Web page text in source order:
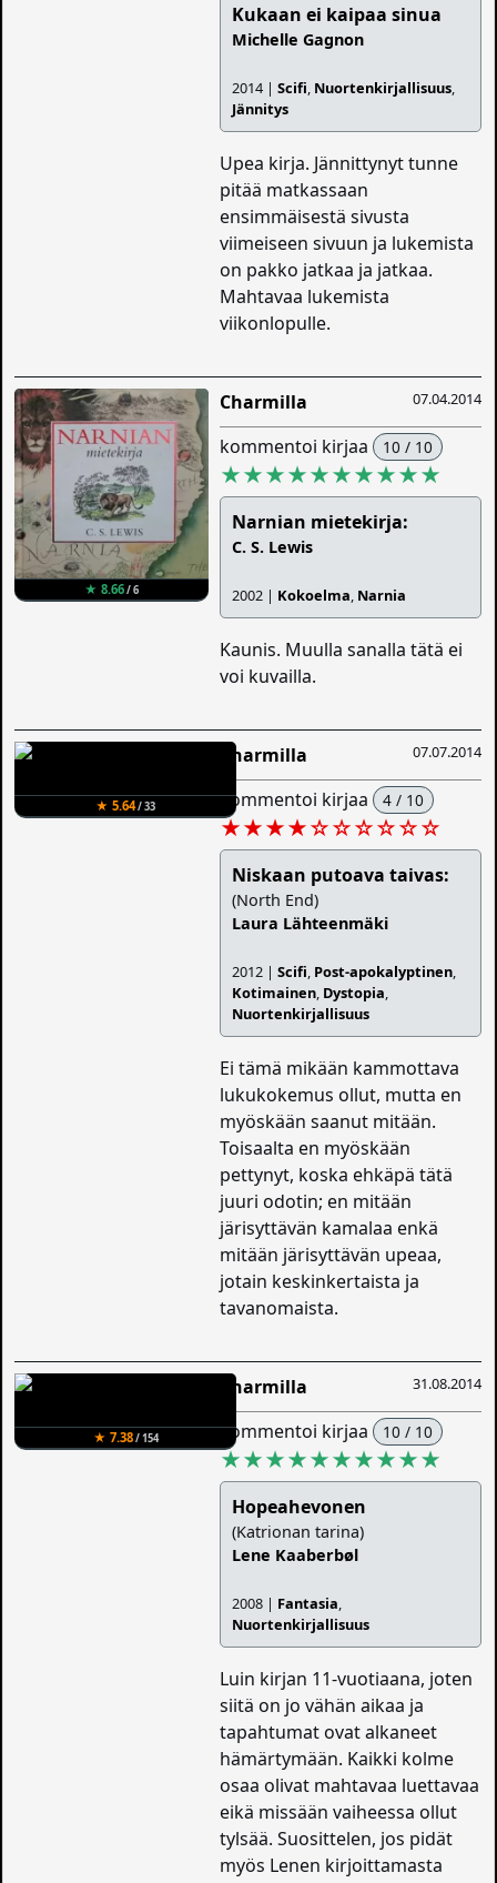
Kukaan ei kaipaa sinua
Michelle Gagnon
2014 |Scifi, Nuortenkirjallisuus,
Jännitys
Upea kirja. Jännittynyt tunne
pitää matkassaan
ensimmäisestä sivusta
viimeiseen sivuun ja lukemista
on pakko jatkaa ja jatkaa.
Mahtavaa lukemista
viikonlopulle.
★ 8.66/ 6
07.04.2014
Charmilla
kommentoi kirjaa 10 / 10
★★★★★★★★★★
Narnian mietekirja:
C. S. Lewis
2002 | Kokoelma, Narnia
Kaunis. Muulla sanalla tätä ei
voi kuvailla.
★ 5.64/ 33
07.07.2014
Charmilla
kommentoi kirjaa 4 / 10
★★★★☆☆☆☆☆☆
Niskaan putoava taivas:
(North End)
Laura Lähteenmäki
2012 |Scifi, Post-apokalyptinen,
Kotimainen, Dystopia,
Nuortenkirjallisuus
Ei tämä mikään kammottava
lukukokemus ollut, mutta en
myöskään saanut mitään.
Toisaalta en myöskään
pettynyt, koska ehkäpä tätä
juuri odotin; en mitään
järisyttävän kamalaa enkä
mitään järisyttävän upeaa,
jotain keskinkertaista ja
tavanomaista.
★ 7.38/ 154
31.08.2014
Charmilla
kommentoi kirjaa 10 / 10
★★★★★★★★★★
Hopeahevonen
(Katrionan tarina)
Lene Kaaberbøl
2008 | Fantasia,
Nuortenkirjallisuus
Luin kirjan 11-vuotiaana, joten
siitä on jo vähän aikaa ja
tapahtumat ovat alkaneet
hämärtymään. Kaikki kolme
osaa olivat mahtavaa luettavaa
eikä missään vaiheessa ollut
tylsää. Suosittelen, jos pidät
myös Lenen kirjoittamasta